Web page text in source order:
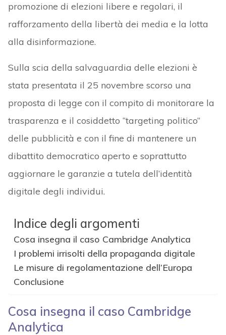
promozione di elezioni libere e regolari, il
rafforzamento della libertà dei media e la lotta
alla disinformazione.
Sulla scia della salvaguardia delle elezioni è
stata presentata il 25 novembre scorso una
proposta di legge con il compito di monitorare la
trasparenza e il cosiddetto “targeting politico”
delle pubblicità e con il fine di mantenere un
dibattito democratico aperto e soprattutto
aggiornare le garanzie a tutela dell’identità
digitale degli individui.
Indice degli argomenti
Cosa insegna il caso Cambridge Analytica
I problemi irrisolti della propaganda digitale
Le misure di regolamentazione dell’Europa
Conclusione
Cosa insegna il caso Cambridge
Analytica